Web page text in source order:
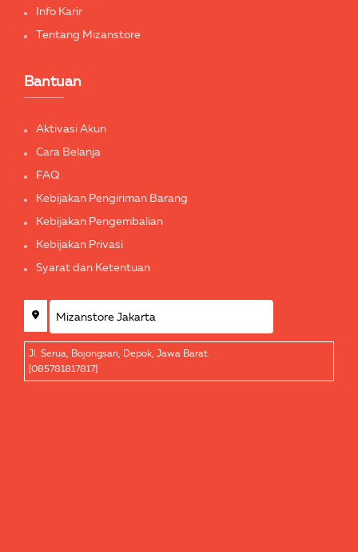
Info Karir
Tentang Mizanstore
Bantuan
Aktivasi Akun
Cara Belanja
FAQ
Kebijakan Pengiriman Barang
Kebijakan Pengembalian
Kebijakan Privasi
Syarat dan Ketentuan
Jl. Serua, Bojongsari, Depok, Jawa Barat.
[085781817817]